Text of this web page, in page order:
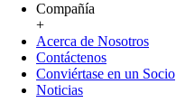
Compañía
+
Acerca de Nosotros
Contáctenos
Conviértase en un Socio
Noticias